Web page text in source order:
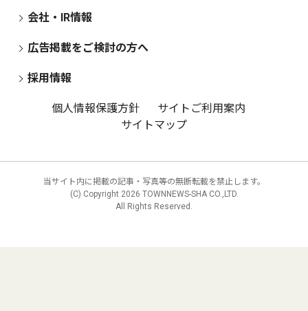
会社・IR情報
広告掲載をご検討の方へ
採用情報
個人情報保護方針
サイトご利用案内
サイトマップ
当サイト内に掲載の記事・写真等の無断転載を禁止します。
(C) Copyright 2026 TOWNNEWS-SHA CO.,LTD.
All Rights Reserved.